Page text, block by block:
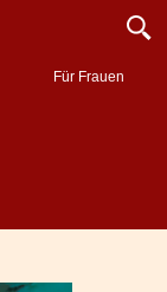
Für Frauen